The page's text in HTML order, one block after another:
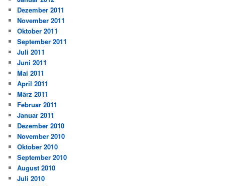
Dezember 2011
November 2011
Oktober 2011
September 2011
Juli 2011
Juni 2011
Mai 2011
April 2011
März 2011
Februar 2011
Januar 2011
Dezember 2010
November 2010
Oktober 2010
September 2010
August 2010
Juli 2010